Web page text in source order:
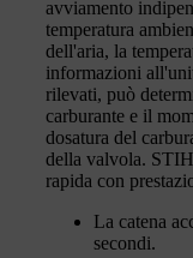
avviamento
temperatura
dell'aria, la
informazioni
rilevati, può
carburante e il
dosatura del
della valvola.
rapida con
La catena
secondi.